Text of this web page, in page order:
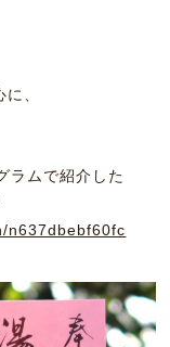
、
ラムで紹介した
n637dbebf60fc